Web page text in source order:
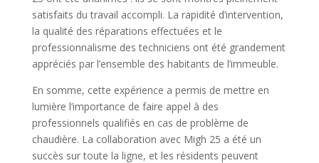
satisfaits du travail accompli. La rapidité d’intervention,
la qualité des réparations effectuées et le
professionnalisme des techniciens ont été grandement
appréciés par l’ensemble des habitants de l’immeuble.
En somme, cette expérience a permis de mettre en
lumière l’importance de faire appel à des
professionnels qualifiés en cas de problème de
chaudière. La collaboration avec Migh 25 a été un
succès sur toute la ligne, et les résidents peuvent